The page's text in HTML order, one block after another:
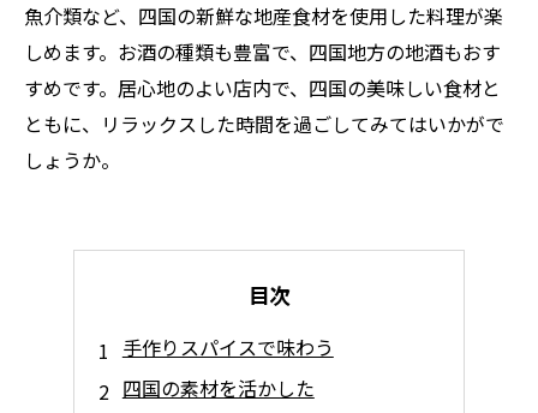
魚介類など、四国の新鮮な地産食材を使用した料理が楽
しめます。お酒の種類も豊富で、四国地方の地酒もおす
すめです。居心地のよい店内で、四国の美味しい食材と
ともに、リラックスした時間を過ごしてみてはいかがで
しょうか。
目次
手作りスパイスで味わう
四国の素材を活かした